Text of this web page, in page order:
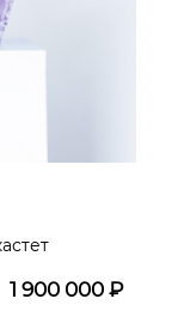
1 900 000 ₽